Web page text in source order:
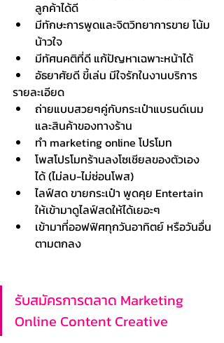
ลูกค้าได้ดี
มีทักษะการพูดและจิตวิทยาการขาย โน้ม
น้าวใจ
มีทัศนคติที่ดี แก้ปัญหาเฉพาะหน้าได้
อัธยาศัยดี ขี้เล่น มีใจรักในงานบริการ
รายละเอียด
ถ่ายแบบสวยๆคู่กับกระเป๋าแบรนด์เนม
และสินค้าของทางร้าน
ทำ marketing online โปรโมท
โพสโปรโมทร้านลงโซเชียลของตัวเอง
ได้ (ไม่ลบ-ไม่ซ่อนโพส)
ไลฟ์สด ขายกระเป๋า พูดคุย Entertain
ให้เข้ามาดูไลฟ์สดให้ได้เยอะๆ
เข้ามาที่ออฟฟิศทุกวันอาทิตย์ หรือวันอื่น
ตามตกลง
รับสมัครการตลาด Marketing
Online Content Creative